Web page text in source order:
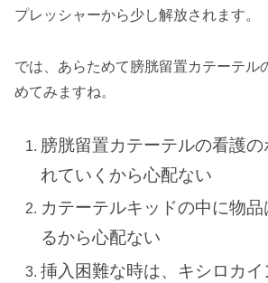
プレッシャーから少し解放されます。
では、あらためて膀胱留置カテーテル
めてみますね。
膀胱留置カテーテルの看護
れていくから心配ない
カテーテルキッドの中に物
るから心配ない
挿入困難な時は、キシロカ